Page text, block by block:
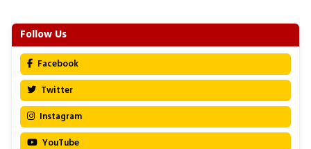
Follow Us
Facebook
Twitter
Instagram
YouTube